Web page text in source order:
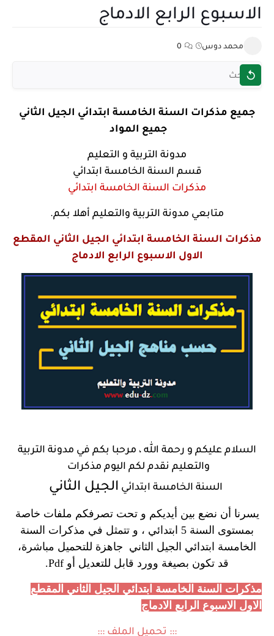
الاسبوع الرابع الادماج
محمد دوس 0
جميع مذكرات السنة الخامسة ابتدائي الجيل الثاني
جميع المواد
مدونة التربية و التعليم
قسم السنة الخامسة ابتدائي
مذكرات السنة الخامسة ابتدائي
متابعي مدونة التربية والتعليم أهلا بكم.
مذكرات السنة الخامسة ابتدائي الجيل الثاني المقطع
الاول الاسبوع الرابع الادماج
السلام عليكم و رحمة الله ، مرحبا بكم في مدونة التربية
والتعليم نقدم لكم اليوم مذكرات
السنة الخامسة ابتدائي الجيل الثاني
يسرنا أن نضع بين أيديكم و تحت تصرفكم ملفات خاصة
بمستوى السنة 5 ابتدائي ، و تتمثل في مذكرات السنة
الخامسة ابتدائي الجيل الثاني جاهزة للتحميل مباشرة،
قد تكون بصيغة وورد قابل للتعديل أو Pdf.
مذكرات السنة الخامسة ابتدائي الجيل الثاني المقطع
الاول الاسبوع الرابع الادماج
::: تحميل الملف :::